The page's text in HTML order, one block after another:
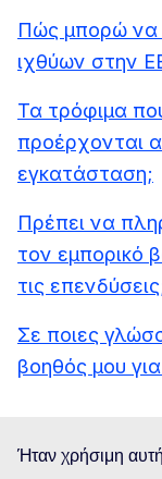
Πώς μπορώ να
ιχθύων στην
Τα τρόφιμα
προέρχονται
εγκατάσταση;
Πρέπει να
τον εμπορικό
τις
Σε ποιες
βοηθός μου
Ήταν χρήσιμη